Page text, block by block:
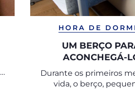
HORA DE
UM BERÇO
ACONCHEGÁ-
Durante os primeiros
vida, o berço,